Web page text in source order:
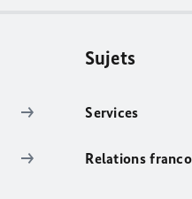
Sujets
Services
Relations